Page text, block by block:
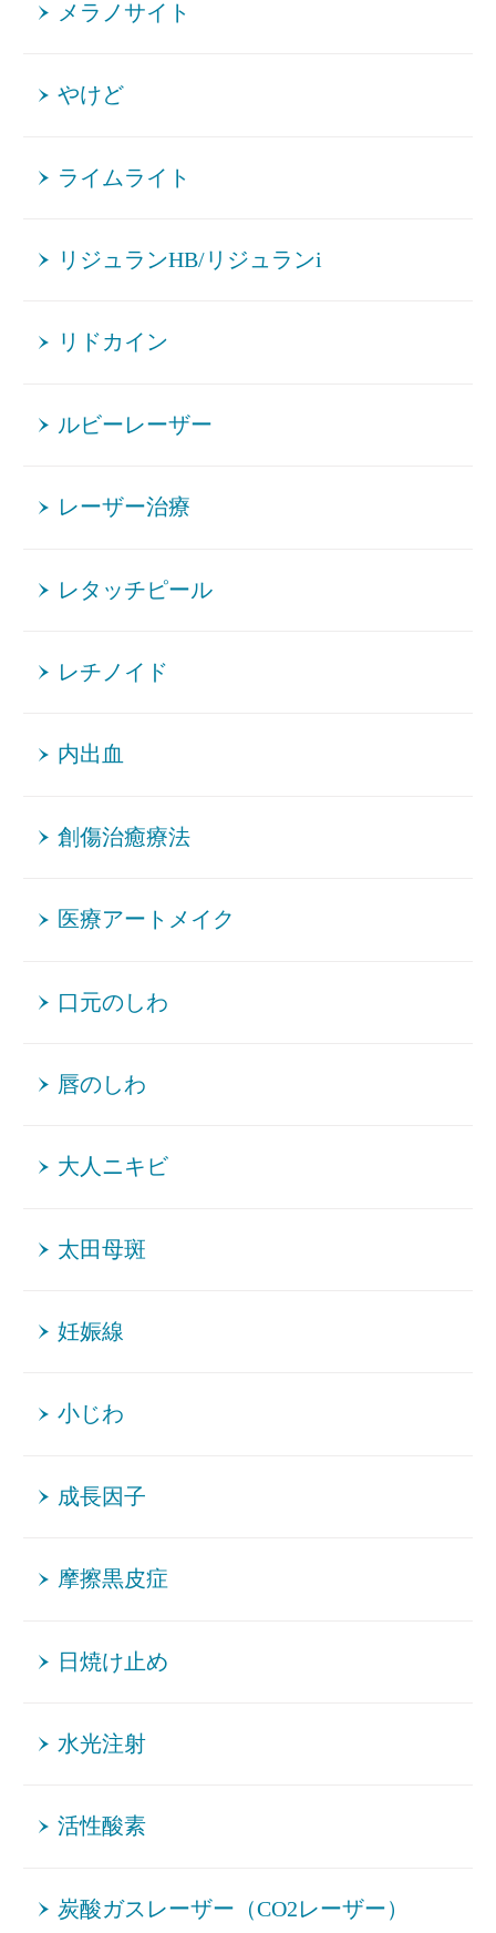
メラノサイト
やけど
ライムライト
リジュランHB/リジュランi
リドカイン
ルビーレーザー
レーザー治療
レタッチピール
レチノイド
内出血
創傷治癒療法
医療アートメイク
口元のしわ
唇のしわ
大人ニキビ
太田母斑
妊娠線
小じわ
成長因子
摩擦黒皮症
日焼け止め
水光注射
活性酸素
炭酸ガスレーザー（CO2レーザー）